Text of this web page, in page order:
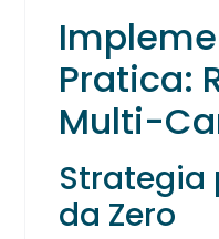
Pratica:
Multi-
Strategia
da Zero